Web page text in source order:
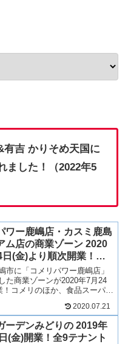
有吉 かりそめ天国に
ました！（2022年5
ワー鹿嶋店・カスミ鹿島
ム店の商業ゾーン 2020
(金)より順次開業！全5
一覧！最新情報も！
市に「コメリパワー鹿嶋店」
た商業ゾーンが2020年7月24
！コメリのほか、食品スーパー
アオキ」など5店舗が出店予
コメリパワー鹿嶋店を中心と
ーン...
2020.07.21
ーデンみどりの 2019年
(金)開業！全9テナント